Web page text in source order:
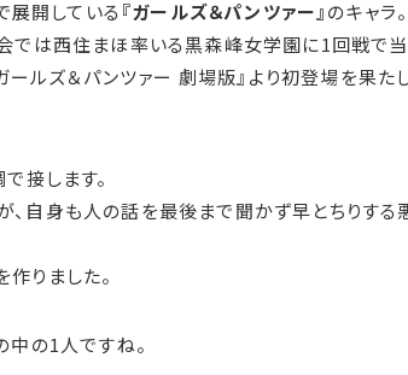
展開している 『ガールズ＆パンツァー』のキャラ。
では西住まほ率いる黒森峰女学園に1回戦で当
ルズ＆パンツァー 劇場版』より初登場を果た
接します。
自身も人の話を最後まで聞かず早とちりする
りました。
中の1人ですね。